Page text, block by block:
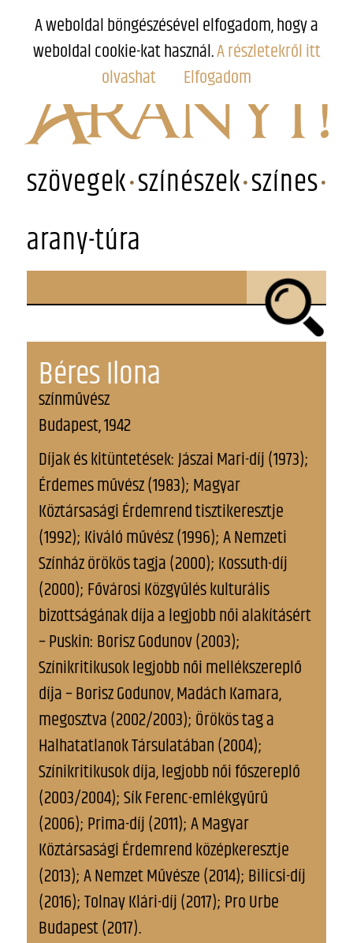
szövegek színészek színes
arany-túra
Béres Ilona
színművész
Budapest, 1942
Díjak és kitüntetések: Jászai Mari-díj (1973);
Érdemes művész (1983); Magyar
Köztársasági Érdemrend tisztikeresztje
(1992); Kiváló művész (1996); A Nemzeti
Színház örökös tagja (2000); Kossuth-díj
(2000); Fővárosi Közgyűlés kulturális
bizottságának díja a legjobb női alakításért
– Puskin: Borisz Godunov (2003);
Színikritikusok legjobb női mellékszereplő
díja – Borisz Godunov, Madách Kamara,
megosztva (2002/2003); Örökös tag a
Halhatatlanok Társulatában (2004);
Színikritikusok díja, legjobb női főszereplő
(2003/2004); Sík Ferenc-emlékgyűrű
(2006); Prima-díj (2011); A Magyar
Köztársasági Érdemrend középkeresztje
(2013); A Nemzet Művésze (2014); Bilicsi-díj
(2016); Tolnay Klári-díj (2017); Pro Urbe
Budapest (2017).
A weboldal böngészésével elfogadom, hogy a
weboldal cookie-kat használ.A részletekről itt
olvashat
Elfogadom